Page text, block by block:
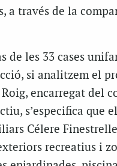
a través de la
de les 33 cases
si analitzem el
encarregat del
s’especifica que
Célere
recreatius i